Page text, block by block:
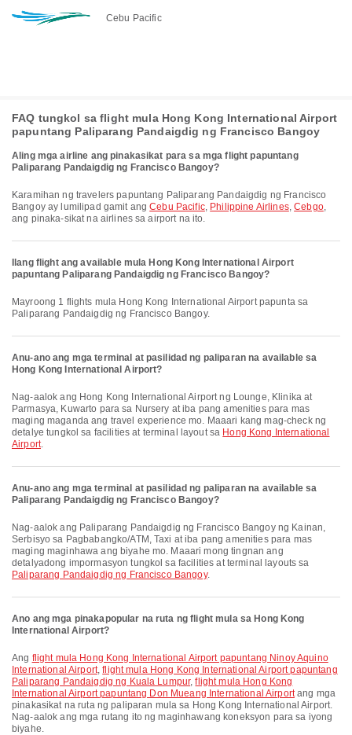
Cebu Pacific
FAQ tungkol sa flight mula Hong Kong International Airport
papuntang Paliparang Pandaigdig ng Francisco Bangoy
Aling mga airline ang pinakasikat para sa mga flight papuntang
Paliparang Pandaigdig ng Francisco Bangoy?
Karamihan ng travelers papuntang Paliparang Pandaigdig ng Francisco
Bangoy ay lumilipad gamit angCebu Pacific, Philippine Airlines,Cebgo,
ang pinaka-sikat na airlines sa airport na ito.
Ilang flight ang available mula Hong Kong International Airport
papuntang Paliparang Pandaigdig ng Francisco Bangoy?
Mayroong 1 flights mula Hong Kong International Airport papunta sa
Paliparang Pandaigdig ng Francisco Bangoy.
Anu-ano ang mga terminal at pasilidad ng paliparan na available sa
Hong Kong International Airport?
Nag-aalok ang Hong Kong International Airport ng Lounge, Klinika at
Parmasya, Kuwarto para sa Nursery at iba pang amenities para mas
maging maganda ang travel experience mo. Maaari kang mag-check ng
detalye tungkol sa facilities at terminal layout sa Hong Kong International
Airport.
Anu-ano ang mga terminal at pasilidad ng paliparan na available sa
Paliparang Pandaigdig ng Francisco Bangoy?
Nag-aalok ang Paliparang Pandaigdig ng Francisco Bangoy ng Kainan,
Serbisyo sa Pagbabangko/ATM, Taxi at iba pang amenities para mas
maging maginhawa ang biyahe mo. Maaari mong tingnan ang
detalyadong impormasyon tungkol sa facilities at terminal layouts sa
Paliparang Pandaigdig ng Francisco Bangoy.
Ano ang mga pinakapopular na ruta ng flight mula sa Hong Kong
International Airport?
Ang flight mula Hong Kong International Airport papuntang Ninoy Aquino
International Airport,flight mula Hong Kong International Airport papuntang
Paliparang Pandaigdig ng Kuala Lumpur,flight mula Hong Kong
International Airport papuntang Don Mueang International Airportang mga
pinakasikat na ruta ng paliparan mula sa Hong Kong International Airport.
Nag-aalok ang mga rutang ito ng maginhawang koneksyon para sa iyong
biyahe.